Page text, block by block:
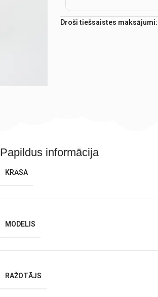
Droši tiešsaistes maksājumi:
Papildus informācija
KRĀSA
MODELIS
RAŽOTĀJS